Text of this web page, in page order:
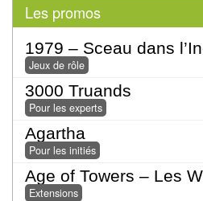
Jeux
évolutifs
Jeux
abstraits
Extensions
Casse-
têtes
Les promos
1979 – Sceau dans
Jeux de rôle
3000 Truands
Pour les experts
Agartha
Pour les initiés
Age of Towers – Les
Extensions